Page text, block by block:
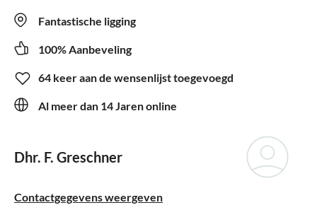
Fantastische ligging
100% Aanbeveling
64 keer aan de wensenlijst toegevoegd
Al meer dan 14 Jaren online
Dhr. F. Greschner
Contactgegevens weergeven